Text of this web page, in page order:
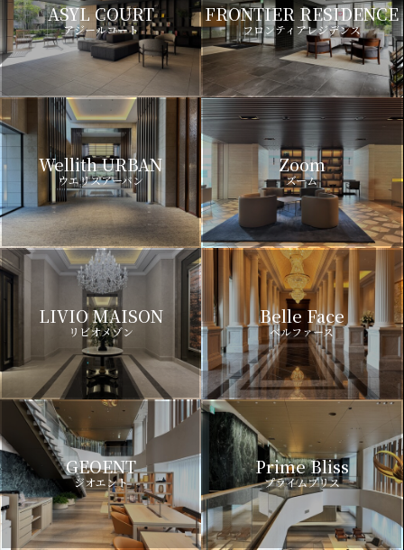
ASYL COURT
アジールコート
FRONTIER RESIDENCE
フロンティアレジデンス
Wellith URBAN
ウエリスアーバン
Zoom
ズーム
LIVIO MAISON
リビオメゾン
Belle Face
ベルファース
GEOENT
ジオエント
Prime Bliss
プライムブリス